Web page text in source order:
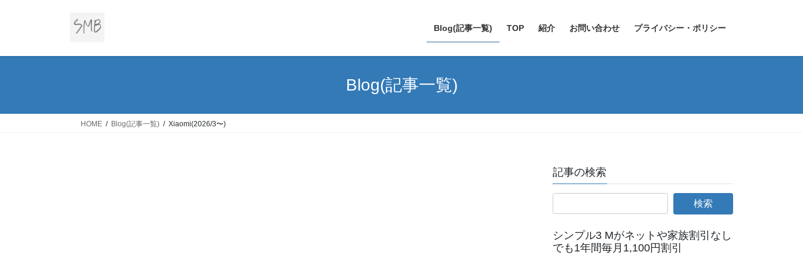
Blog(記事一覧) TOP 紹介 お問い合わせ プライバシー・ポリシー
Blog(記事一覧)
HOME Blog(記事一覧) Xiaomi(2026/3〜)
記事の検索
シンプル3 Mがネットや家族割引なし
でも1年間毎月1,100円割引